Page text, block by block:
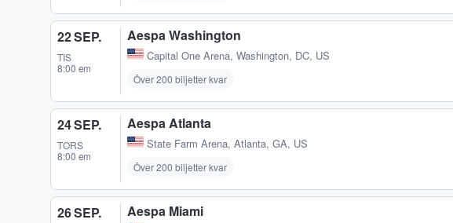
22 SEP.
TIS
8:00 em
Aespa Washington
Capital One Arena, Washington, DC, US
Över 200 biljetter kvar
24 SEP.
TORS
8:00 em
Aespa Atlanta
State Farm Arena, Atlanta, GA, US
Över 200 biljetter kvar
26 SEP. Aespa Miami